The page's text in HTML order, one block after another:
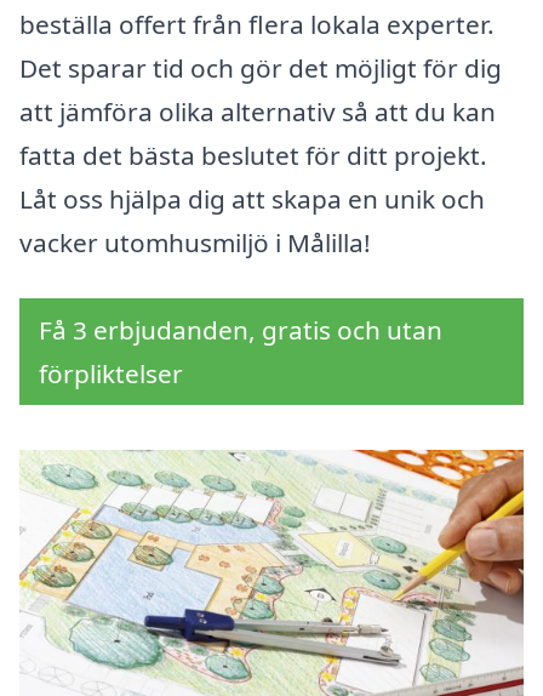
beställa offert från flera lokala experter.
Det sparar tid och gör det möjligt för dig
att jämföra olika alternativ så att du kan
fatta det bästa beslutet för ditt projekt.
Låt oss hjälpa dig att skapa en unik och
vacker utomhusmiljö i Målilla!
Få 3 erbjudanden, gratis och utan
förpliktelser